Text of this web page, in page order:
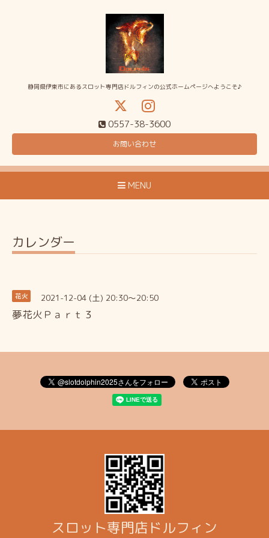
静岡県伊東市にあるスロット専門店ドルフィンの公式ホームページへようこそ♪
0557-38-3600
お問い合わせ
MENU
カレンダー
花火 2021-12-04 (土) 20:30～20:50
夢花火Ｐａｒｔ３
スロット専門店ドルフィン